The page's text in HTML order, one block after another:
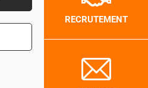
RECRUTEMENT